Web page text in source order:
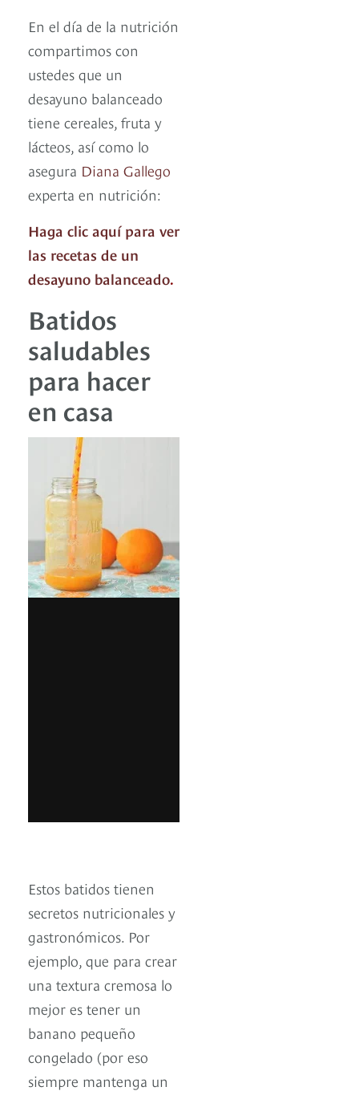
En el día de la nutrición
compartimos con
ustedes que un
desayuno balanceado
tiene cereales, fruta y
lácteos, así como lo
asegura Diana Gallego
experta en nutrición:
Haga clic aquí para ver
las recetas de un
desayuno balanceado.
Batidos
saludables
para hacer
en casa
Estos batidos tienen
secretos nutricionales y
gastronómicos. Por
ejemplo, que para crear
una textura cremosa lo
mejor es tener un
banano pequeño
congelado (por eso
siempre mantenga un